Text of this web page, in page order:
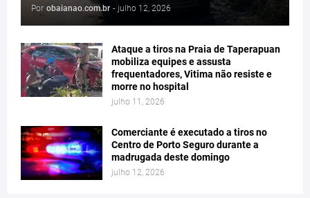
Por obaianao.com.br - julho 12, 2026
Ataque a tiros na Praia de Taperapuan
mobiliza equipes e assusta
frequentadores, Vitima não resiste e
morre no hospital
julho 11, 2026
Comerciante é executado a tiros no
Centro de Porto Seguro durante a
madrugada deste domingo
julho 12, 2026